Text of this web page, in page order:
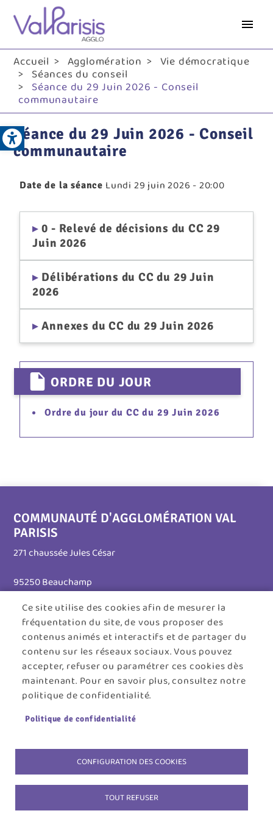
Open toolbar
Accueil Agglomération Vie démocratique
Séances du conseil
Séance du 29 Juin 2026 - Conseil
communautaire
Séance du 29 Juin 2026 - Conseil
communautaire
Date de la séance Lundi 29 juin 2026 - 20:00
0 - Relevé de décisions du CC 29
Juin 2026
Délibérations du CC du 29 Juin
2026
Annexes du CC du 29 Juin 2026
ORDRE DU JOUR
Ordre du jour du CC du 29 Juin 2026
Ce site utilise des cookies afin de mesurer la
fréquentation du site, de vous proposer des
contenus animés et interactifs et de partager du
contenu sur les réseaux sociaux. Vous pouvez
accepter, refuser ou paramétrer ces cookies dès
maintenant. Pour en savoir plus, consultez notre
politique de confidentialité.
Politique de confidentialité
CONFIGURATION DES COOKIES
TOUT REFUSER
COMMUNAUTÉ D'AGGLOMÉRATION VAL
PARISIS
271 chaussée Jules César
95250 Beauchamp
Tél. 01 30 26 39 41
Horaires d'ouverture :
Lundi au jeudi : 8h30 - 12h30 / 13h30 - 17h45
Vendredi : 8h30 - 12h30
Menu
de
ACCUEILPLAN DU SITECONTACT
ACCESSIBILITÉ : NON CONFORMES'IDENTIFIER